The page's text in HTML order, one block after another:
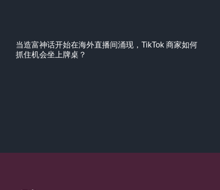
当造富神话开始在海外直播间涌现，TikTok 商家如何
抓住机会坐上牌桌？